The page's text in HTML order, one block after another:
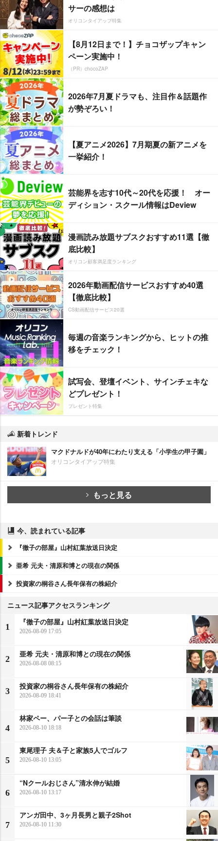
サーの感想は
オリコンタイアップ特集
【8月12日まで！】チョコザップキャン
ペーン実施中！
（PR）chocoZAP
2026年7月夏ドラマも、注目作＆話題作
が勢ぞろい！
【夏アニメ2026】7月期夏の新アニメを
一挙紹介！
芸能界を志す10代～20代を応援！ オー
ディション・スクール情報はDeview
漫画読み放題サブスクおすすめ11選【徹
底比較】
オリコン顧客満足度ランキング
2026年動画配信サービスおすすめ40選
【徹底比較】
CS動画配信サービス20選
毎週の音楽ランキングから、ヒットの推
移をチェック！
試写会、登壇イベント、サインチェキな
どプレゼント！
プレゼント特集
新着トレンド
マクドナルドが40年にわたり支える「小学生の甲子園」
オリコンタイアップ特集
もっと見る
今、読まれている記事
『徹子の部屋』山村紅葉放送日決定
亜希 元夫・清原和博との現在の関係
投資家の桐谷さん長年保有の株紹介
ニュース記事アクセスランキング
1
『徹子の部屋』山村紅葉放送日決定
2026-08-09 17:05
2
亜希 元夫・清原和博との現在の関係
2026-08-08 08:15
3
投資家の桐谷さん長年保有の株紹介
2026-08-09 18:41
4
林家ペー、パー子との会話は筆談
2026-08-10 18:18
5
東尾理子 夫＆子と家族5人でゴルフ
2026-08-10 13:05
6
“Nクールおじさん”清水伸が結婚
2026-08-10 13:17
7
アンガ田中、3ヶ月長男と親子2Shot
2026-08-10 11:30